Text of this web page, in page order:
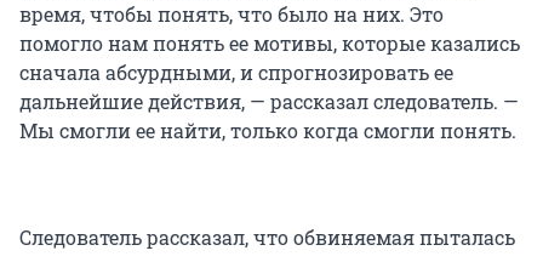
время, чтобы понять, что было на них. Это
помогло нам понять ее мотивы, которые казались
сначала абсурдными, и спрогнозировать ее
дальнейшие действия, — рассказал следователь. —
Мы смогли ее найти, только когда смогли понять.
Следователь рассказал, что обвиняемая пыталась